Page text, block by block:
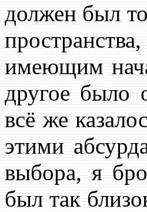
должен был
имеющим
другое было
всё же
этими
выбора, я
был так